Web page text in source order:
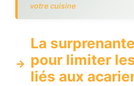
votre cuisine
La
pour limiter
liés aux